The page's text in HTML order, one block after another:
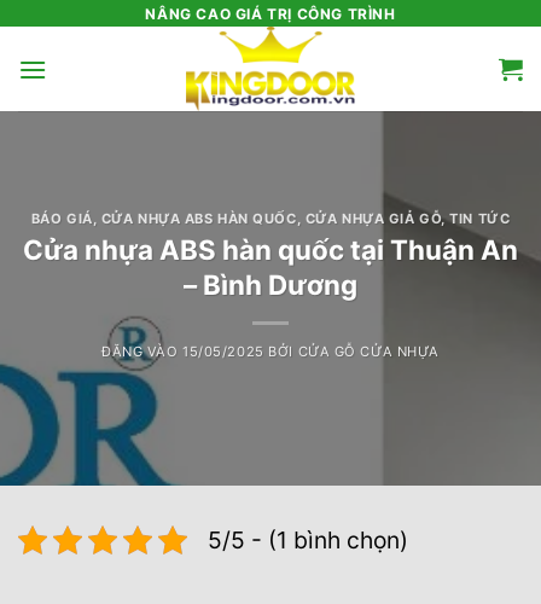
nội
NÂNG CAO GIÁ TRỊ CÔNG TRÌNH
BÁO GIÁ CỬA NHỰA ABS HÀN QUỐC CỬA NHỰA GIẢ GỖ,TIN TỨC
Cửa nhựa ABS hàn quốc tại Thuận An
– Bình Dương
ĐĂNG VÀO15/05/2025 BỞI CỬA GỖ CỬA NHỰA
5/5 - (1 bình chọn)